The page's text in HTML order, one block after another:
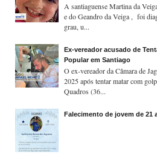
A santiaguense Martina da
e do Geandro da Veiga , foi
grau, u...
Ex-vereador acusado de
Popular em Santiago
O ex-vereador da Câmara de
2025 após tentar matar com
Quadros (36...
Falecimento de jovem de 21